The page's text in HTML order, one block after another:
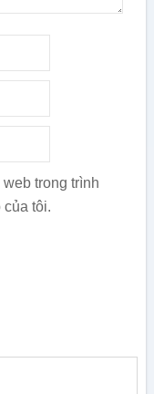
trong trình
của tôi.